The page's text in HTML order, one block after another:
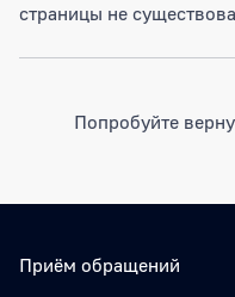
страницы не
Попробуйте
Приём обращений